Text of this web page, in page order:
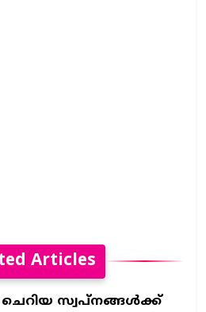
Articles
സ്വപ്നങ്ങൾക്ക്